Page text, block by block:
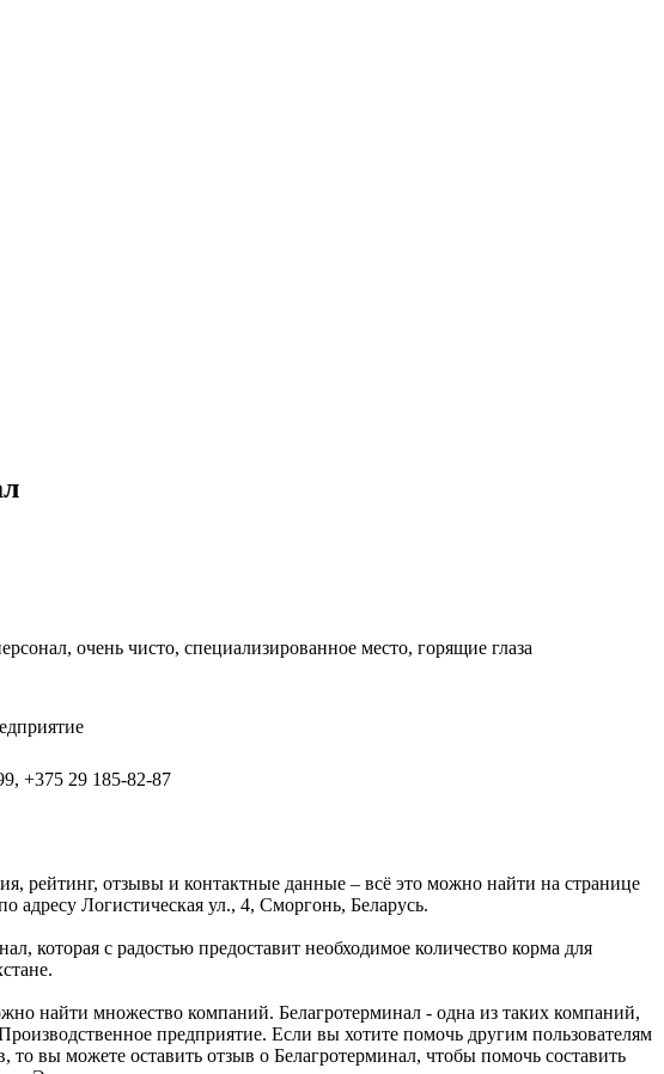
очень чисто, специализированное место, горящие глаза
+375 29 185-82-87
рейтинг, отзывы и контактные данные – всё это можно найти на странице
Логистическая ул., 4, Сморгонь, Беларусь.
с радостью предоставит необходимое количество корма для
найти множество компаний. Белагротерминал - одна из таких компаний,
предприятие. Если вы хотите помочь другим пользователям
то вы можете оставить отзыв о Белагротерминал, чтобы помочь составить